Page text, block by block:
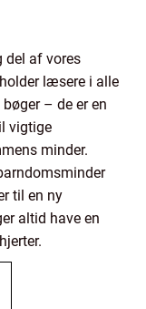
del af vores
læsere i alle
– de er en
vigtige
minder.
til en ny
altid have en